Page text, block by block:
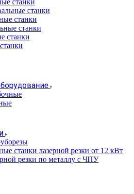
станки
станки
станки
станки
станки
станки лазерной резки от 12 кВт
резки по металлу с ЧПУ